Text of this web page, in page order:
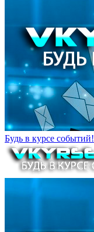
Будь в курсе событий!